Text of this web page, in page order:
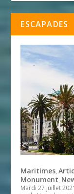
ESCAPADES
Maritimes,
Monument,
Mardi 27 juillet